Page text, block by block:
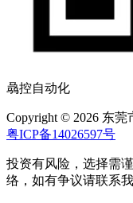
骉控自动化
Copyright © 2026 东
粤ICP备14026597号
投资有风险，选择需
络，如有争议请联系